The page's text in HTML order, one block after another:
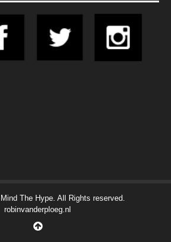
The Hype. All Rights reserved.
robinvanderploeg.nl